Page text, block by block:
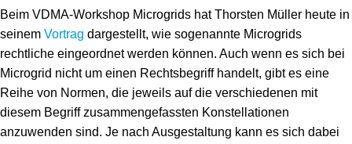
Netze
Sektorenkopplung
Speicher
Stromerzeugung
Stiftungsporträt
Forschungsnetzwerk
Bibliothek
Beim VDMA-Workshop Microgrids hat Thorsten Müller heute in
seinem Vortrag dargestellt, wie sogenannte Microgrids
rechtliche eingeordnet werden können. Auch wenn es sich bei
Microgrid nicht um einen Rechtsbegriff handelt, gibt es eine
Reihe von Normen, die jeweils auf die verschiedenen mit
diesem Begriff zusammengefassten Konstellationen
anzuwenden sind. Je nach Ausgestaltung kann es sich dabei